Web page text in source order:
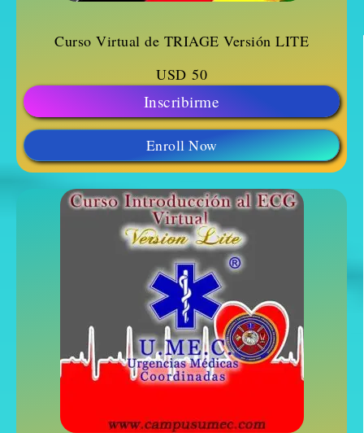
Curso Virtual de TRIAGE Versión LITE
USD 50
Inscribirme
Enroll Now